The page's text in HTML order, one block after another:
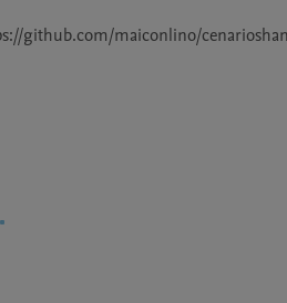
github.com/maiconlino/